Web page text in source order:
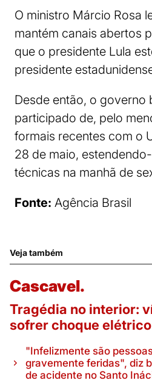
O ministro Márcio Rosa
mantém canais abertos
que o presidente Lula
presidente
Desde então, o governo
participado de, pelo
formais recentes com o
28 de maio,
técnicas na manhã de
Fonte: Agência Brasil
Veja também
Cascavel.
Tragédia no interior:
sofrer choque elétrico
"Infelizmente são
gravemente feridas", diz
de acidente no Santo